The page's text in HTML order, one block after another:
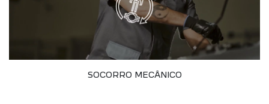
SOCORRO MECÂNICO